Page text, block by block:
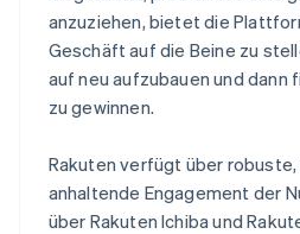
anzuziehen, bietet die
Geschäft auf die Beine zu
auf neu aufzubauen und
zu gewinnen.
Rakuten verfügt über
anhaltende Engagement der
über Rakuten Ichiba und